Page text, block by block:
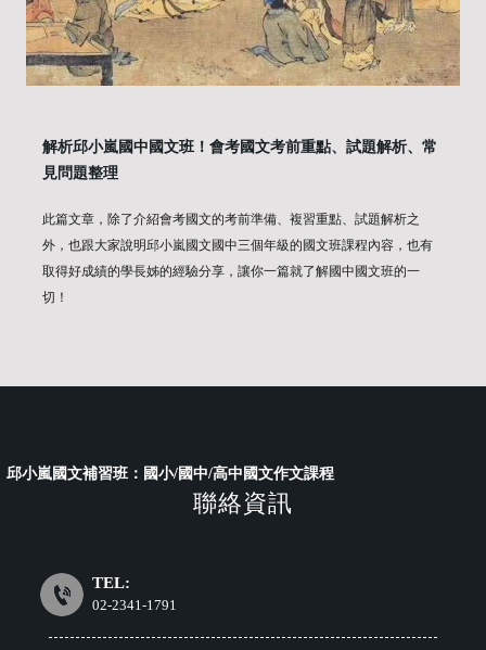
解析邱小嵐國中國文班！會考國文考前重點、試題解析、常
見問題整理
此篇文章，除了介紹會考國文的考前準備、複習重點、試題解析之
外，也跟大家說明邱小嵐國文國中三個年級的國文班課程內容，也有
取得好成績的學長姊的經驗分享，讓你一篇就了解國中國文班的一
切！
邱小嵐國文補習班：國小/國中/高中國文作文課程
聯絡資訊
TEL:
02-2341-1791